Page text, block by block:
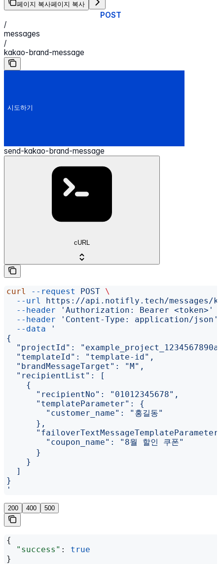
페이지 복사페이지 복사
POST
/
messages
/
kakao-brand-message
시도하기
send-kakao-brand-message
cURL
curl --request POST \
  --url
https://api.notifly.tech/messages/
  --header
'Authorization: Bearer <token>'
  --header
'Content-Type: application/json'
  --data
'
{
"projectId":
  "templateId": "template-id",
  "brandMessageTarget": "M",
  "recipientList": [
    {
      "recipientNo": "01012345678",
      "templateParameter": {
        "customer_name": "홍길동"
      },
        "coupon_name": "8월 할인 쿠폰"
      }
    }
  ]
}
'
200 400 500
{
  "success"
: true
}